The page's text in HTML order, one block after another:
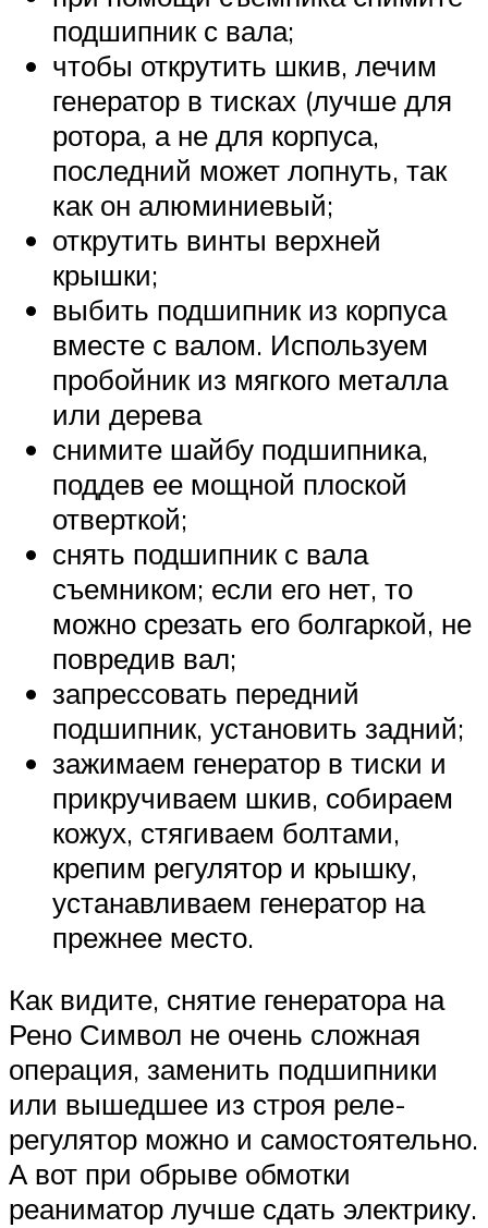
подшипник с вала;
чтобы открутить шкив, лечим
генератор в тисках (лучше для
ротора, а не для корпуса,
последний может лопнуть, так
как он алюминиевый;
открутить винты верхней
крышки;
выбить подшипник из корпуса
вместе с валом. Используем
пробойник из мягкого металла
или дерева
снимите шайбу подшипника,
поддев ее мощной плоской
отверткой;
снять подшипник с вала
съемником; если его нет, то
можно срезать его болгаркой, не
повредив вал;
запрессовать передний
подшипник, установить задний;
зажимаем генератор в тиски и
прикручиваем шкив, собираем
кожух, стягиваем болтами,
крепим регулятор и крышку,
устанавливаем генератор на
прежнее место.
Как видите, снятие генератора на
Рено Символ не очень сложная
операция, заменить подшипники
или вышедшее из строя реле-
регулятор можно и самостоятельно.
А вот при обрыве обмотки
реаниматор лучше сдать электрику.